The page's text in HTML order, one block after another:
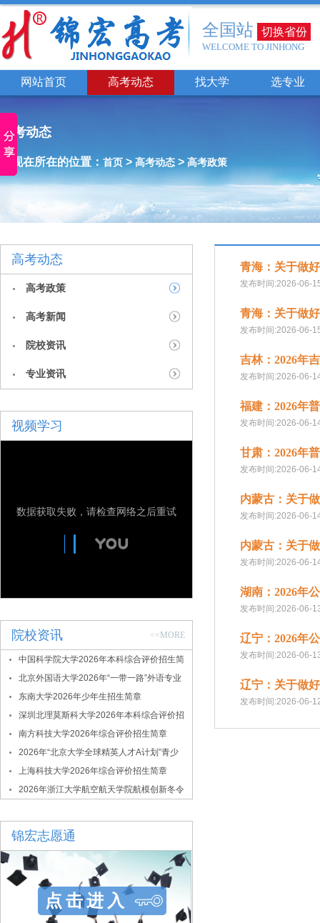
全国站 切换省份
WELCOME TO JINHONG
网站首页 高考动态 找大学 选专业
高考动态
您现在所在的位置： 首页 > 高考动态 > 高考政策
高考动态
高考政策
高考新闻
院校资讯
专业资讯
视频学习
数据获取失败，请检查网络之后重试
院校资讯 <<MORE
中国科学院大学2026年本科综合评价招生简
章
北京外国语大学2026年“一带一路”外语专业
综合评价招生简章
东南大学2026年少年生招生简章
深圳北理莫斯科大学2026年本科综合评价招
生简章
南方科技大学2026年综合评价招生简章
2026年“北京大学全球精英人才A计划”青少
年拔尖创新人才选拔与培养项目
上海科技大学2026年综合评价招生简章
2026年浙江大学航空航天学院航模创新冬令
锦宏志愿通
点击进入
青海：关于做
发布时间:2026-06-
青海：关于做
发布时间:2026-06-
吉林：2026年
发布时间:2026-06-
福建：2026年
发布时间:2026-06-
甘肃：2026年
发布时间:2026-06-
内蒙古：关于
发布时间:2026-06-
内蒙古：关于
发布时间:2026-06-
湖南：2026年
发布时间:2026-06-
辽宁：2026年
发布时间:2026-06-
辽宁：关于做
发布时间:2026-06-